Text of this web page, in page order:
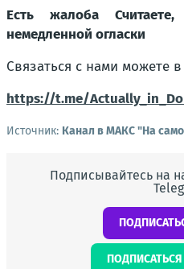
Есть жалоба
немедленной огласки
Связаться с нами можете в
https://t.me/
Источник: Канал в МАКС "На
Подписывайтесь на
ПОДПИСАТЬСЯ